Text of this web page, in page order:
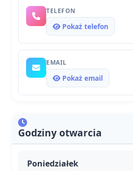
TELEFON
Pokaż telefon
EMAIL
Pokaż email
Godziny otwarcia
Poniedziałek